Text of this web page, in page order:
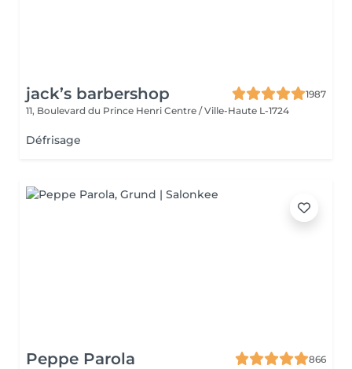
jack’s barbershop
1987
11, Boulevard du Prince Henri Centre / Ville-Haute L-1724
Défrisage
Peppe Parola
866